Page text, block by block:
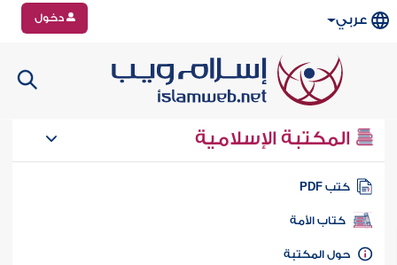
عربي دخول
المكتبة الإسلامية
كتب PDF
كتاب الأمة